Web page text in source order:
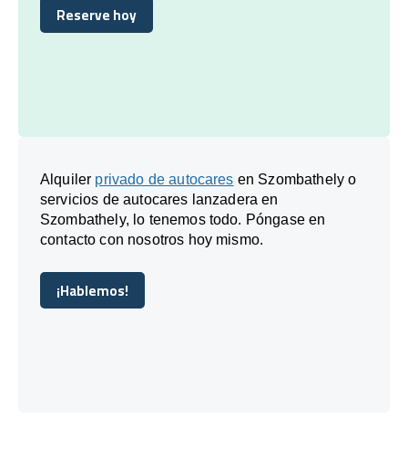
Reserve hoy
Reserve hoy
Alquiler privado de autocares en Szombathely o
servicios de autocares lanzadera en
Szombathely, lo tenemos todo. Póngase en
contacto con nosotros hoy mismo.
¡Hablemos!
¡Hablemos!